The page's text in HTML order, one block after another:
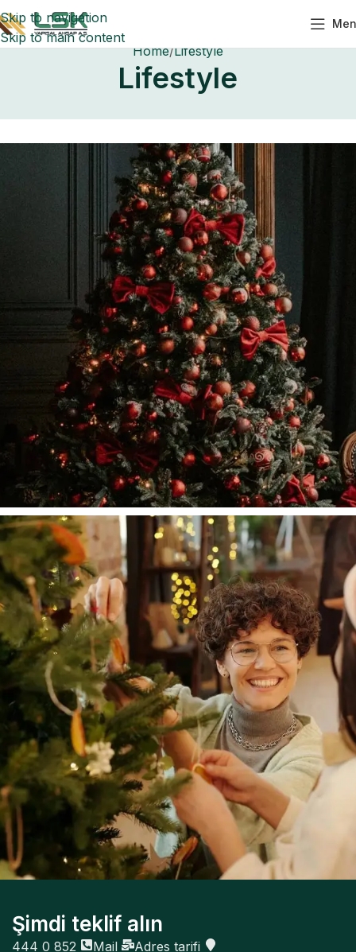
Skip to navigation
Skip to main content
Home Lifestyle
Lifestyle
Lifestyle
A Brief History of Fashion
Embracing Modern Styles: A Behind-the-Scenes
Şimdi teklif alın
444 0 852 Mail Adres tarifi